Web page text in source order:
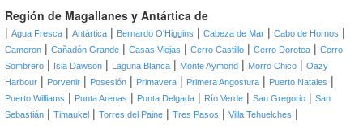
Región de Magallanes y Antártica de
| Agua Fresca | Antártica | Bernardo O'Higgins | Cabeza de Mar | Cabo de Hornos |
Cameron | Cañadón Grande | Casas Viejas | Cerro Castillo | Cerro Dorotea | Cerro
Sombrero | Isla Dawson | Laguna Blanca | Monte Aymond | Morro Chico | Oazy
Harbour | Porvenir | Posesión | Primavera | Primera Angostura | Puerto Natales |
Puerto Williams | Punta Arenas | Punta Delgada | Río Verde | San Gregorio | San
Sebastián | Timaukel | Torres del Paine | Tres Pasos | Villa Tehuelches |